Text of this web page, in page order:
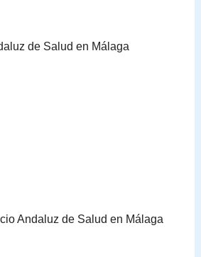
de Salud en Málaga
Andaluz de Salud en Málaga